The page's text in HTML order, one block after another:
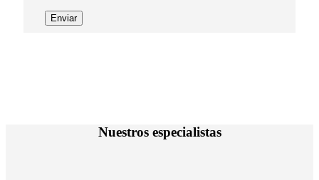
Nuestros especialistas